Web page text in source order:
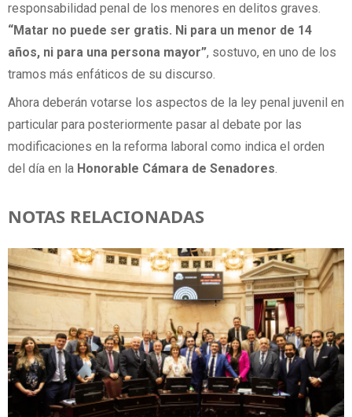
responsabilidad penal de los menores en delitos graves.
“Matar no puede ser gratis. Ni para un menor de 14
años, ni para una persona mayor”, sostuvo, en uno de los
tramos más enfáticos de su discurso.
Ahora deberán votarse los aspectos de la ley penal juvenil en
particular para posteriormente pasar al debate por las
modificaciones en la reforma laboral como indica el orden
del día en la Honorable Cámara de Senadores
NOTAS RELACIONADAS